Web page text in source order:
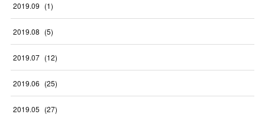
2019.09 (1)
2019.08 (5)
2019.07 (12)
2019.06 (25)
2019.05 (27)